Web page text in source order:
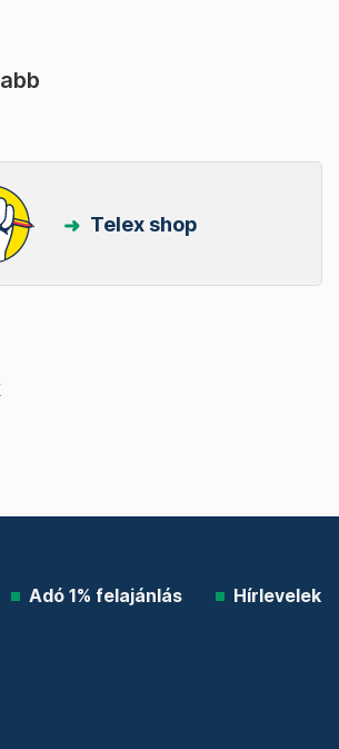
Telex shop
Adó 1% felajánlás Hírlevelek